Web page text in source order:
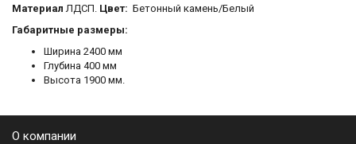
Материал ЛДСП. Цвет: Бетонный камень/Белый
Габаритные размеры:
Ширина 2400 мм
Глубина 400 мм
Высота 1900 мм.
О компании